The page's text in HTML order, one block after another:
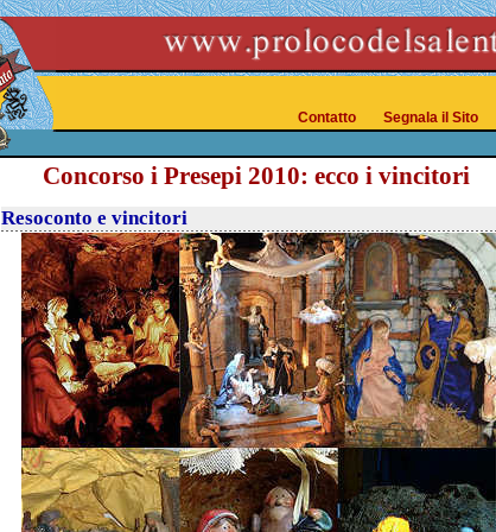
Contatto Segnala il Sito
Concorso i Presepi 2010: ecco i vincitori
Resoconto e vincitori